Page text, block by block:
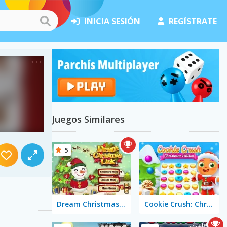
INICIA SESIÓN REGÍSTRATE
Juegos Similares
Dream Christmas Link
5
Cookie Crush: Christmas Edition